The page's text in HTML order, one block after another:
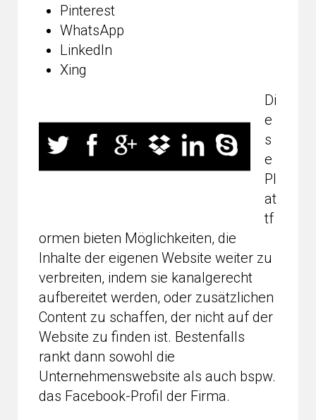
Pinterest
WhatsApp
LinkedIn
Xing
Di
e
s
e
Pl
at
tf
ormen bieten Möglichkeiten, die
Inhalte der eigenen Website weiter zu
verbreiten, indem sie kanalgerecht
aufbereitet werden, oder zusätzlichen
Content zu schaffen, der nicht auf der
Website zu finden ist. Bestenfalls
rankt dann sowohl die
Unternehmenswebsite als auch bspw.
das Facebook-Profil der Firma.